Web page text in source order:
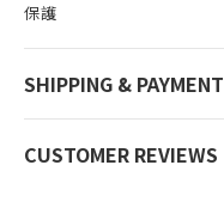
保護
SHIPPING & PAYMENT
CUSTOMER REVIEWS